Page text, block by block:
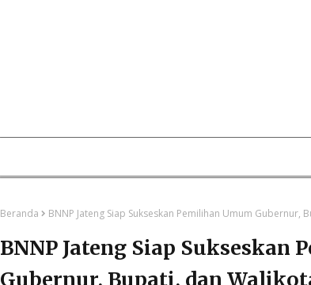
Beranda BNNP Jateng Siap Sukseskan Pemilihan Umum Gubernur,
BNNP Jateng Siap Sukseskan
Gubernur, Bupati, dan